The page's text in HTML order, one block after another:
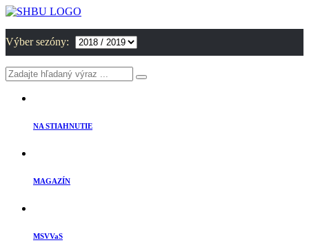
Výber sezóny:
NA STIAHNUTIE
MAGAZÍN
MSVVaS